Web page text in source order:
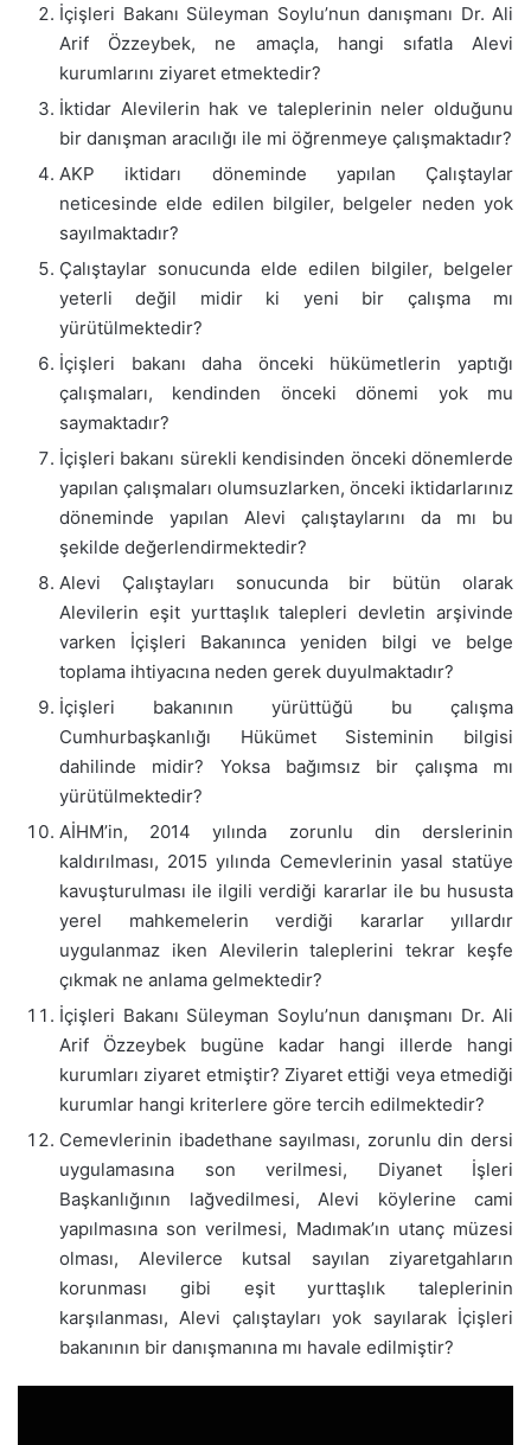
İçişleri Bakanı Süleyman Soylu’nun danışmanı Dr. Ali
Arif Özzeybek, ne amaçla, hangi sıfatla Alevi
kurumlarını ziyaret etmektedir?
İktidar Alevilerin hak ve taleplerinin neler olduğunu
bir danışman aracılığı ile mi öğrenmeye çalışmaktadır?
AKP iktidarı döneminde yapılan Çalıştaylar
neticesinde elde edilen bilgiler, belgeler neden yok
sayılmaktadır?
Çalıştaylar sonucunda elde edilen bilgiler, belgeler
yeterli değil midir ki yeni bir çalışma mı
yürütülmektedir?
İçişleri bakanı daha önceki hükümetlerin yaptığı
çalışmaları, kendinden önceki dönemi yok mu
saymaktadır?
İçişleri bakanı sürekli kendisinden önceki dönemlerde
yapılan çalışmaları olumsuzlarken, önceki iktidarlarınız
döneminde yapılan Alevi çalıştaylarını da mı bu
şekilde değerlendirmektedir?
Alevi Çalıştayları sonucunda bir bütün olarak
Alevilerin eşit yurttaşlık talepleri devletin arşivinde
varken İçişleri Bakanınca yeniden bilgi ve belge
toplama ihtiyacına neden gerek duyulmaktadır?
İçişleri bakanının yürüttüğü bu çalışma
Cumhurbaşkanlığı Hükümet Sisteminin bilgisi
dahilinde midir? Yoksa bağımsız bir çalışma mı
yürütülmektedir?
AİHM’in, 2014 yılında zorunlu din derslerinin
kaldırılması, 2015 yılında Cemevlerinin yasal statüye
kavuşturulması ile ilgili verdiği kararlar ile bu hususta
yerel mahkemelerin verdiği kararlar yıllardır
uygulanmaz iken Alevilerin taleplerini tekrar keşfe
çıkmak ne anlama gelmektedir?
İçişleri Bakanı Süleyman Soylu’nun danışmanı Dr. Ali
Arif Özzeybek bugüne kadar hangi illerde hangi
kurumları ziyaret etmiştir? Ziyaret ettiği veya etmediği
kurumlar hangi kriterlere göre tercih edilmektedir?
Cemevlerinin ibadethane sayılması, zorunlu din dersi
uygulamasına son verilmesi, Diyanet İşleri
Başkanlığının lağvedilmesi, Alevi köylerine cami
yapılmasına son verilmesi, Madımak’ın utanç müzesi
olması, Alevilerce kutsal sayılan ziyaretgahların
korunması gibi eşit yurttaşlık taleplerinin
karşılanması, Alevi çalıştayları yok sayılarak İçişleri
bakanının bir danışmanına mı havale edilmiştir?